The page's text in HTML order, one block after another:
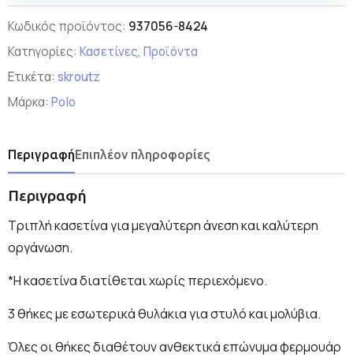
Κωδικός προϊόντος: 937056-8424
Κατηγορίες: Κασετίνες, Προϊόντα
Ετικέτα: skroutz
Μάρκα: Polo
ΠεριγραφήΕπιπλέον πληροφορίες
Περιγραφή
Τριπλή κασετίνα για μεγαλύτερη άνεση και καλύτερη
οργάνωση.
*Η κασετίνα διατίθεται χωρίς περιεχόμενο.
3 θήκες με εσωτερικά θυλάκια για στυλό και μολύβια.
Όλες οι θήκες διαθέτουν ανθεκτικά επώνυμα φερμουάρ